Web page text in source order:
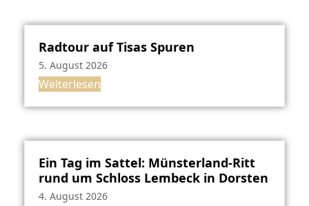
Radtour auf Tisas Spuren
5. August 2026
Weiterlesen
Ein Tag im Sattel: Münsterland-Ritt
rund um Schloss Lembeck in Dorsten
4. August 2026